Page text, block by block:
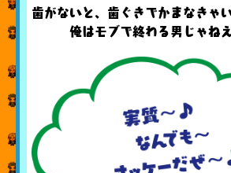
歯がないと、歯ぐきでかまなきゃ
俺はモブで終わる男じゃね